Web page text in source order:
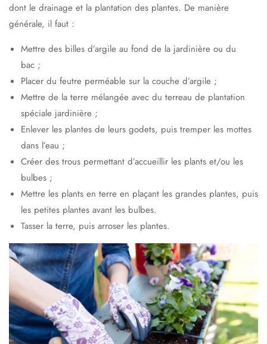
dont le drainage et la plantation des plantes. De manière
générale, il faut :
Mettre des billes d’argile au fond de la jardinière ou du
bac ;
Placer du feutre perméable sur la couche d’argile ;
Mettre de la terre mélangée avec du terreau de plantation
spéciale jardinière ;
Enlever les plantes de leurs godets, puis tremper les mottes
dans l’eau ;
Créer des trous permettant d’accueillir les plants et/ou les
bulbes ;
Mettre les plants en terre en plaçant les grandes plantes, puis
les petites plantes avant les bulbes.
Tasser la terre, puis arroser les plantes.